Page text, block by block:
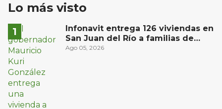
Lo más visto
Infonavit entrega 126 viviendas en
San Juan del Río a familias de
bajos ingresos
Ago 05, 2026